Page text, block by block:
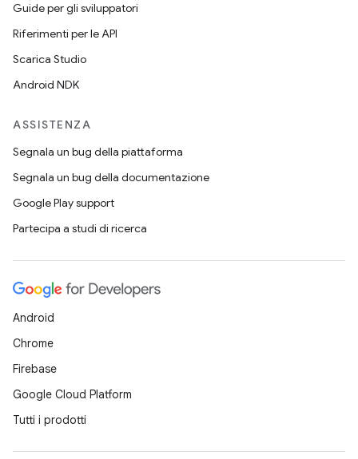
Guide per gli sviluppatori
Riferimenti per le API
Scarica Studio
Android NDK
ASSISTENZA
Segnala un bug della piattaforma
Segnala un bug della documentazione
Google Play support
Partecipa a studi di ricerca
Android
Chrome
Firebase
Google Cloud Platform
Tutti i prodotti